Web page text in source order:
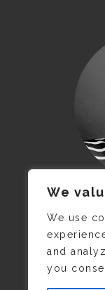
We
We use
and
you
JE
C’EST